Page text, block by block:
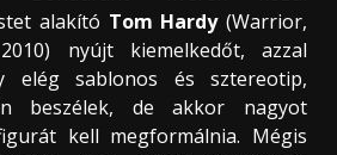
alakító Tom Hardy(Warrior,
nyújt kiemelkedőt, azzal
elég sablonos és sztereotip,
beszélek, de akkor nagyot
kell megformálnia. Mégis